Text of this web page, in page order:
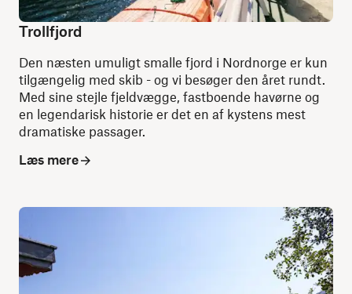
Trollfjord
Den næsten umuligt smalle fjord i Nordnorge er kun
tilgængelig med skib - og vi besøger den året rundt.
Med sine stejle fjeldvægge, fastboende havørne og
en legendarisk historie er det en af kystens mest
dramatiske passager.
Læs mere